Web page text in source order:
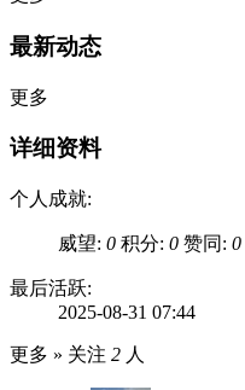
最新动态
更多
详细资料
个人成就:
威望: 0 积分: 0 赞同: 0
最后活跃:
2025-08-31 07:44
更多 » 关注 2 人